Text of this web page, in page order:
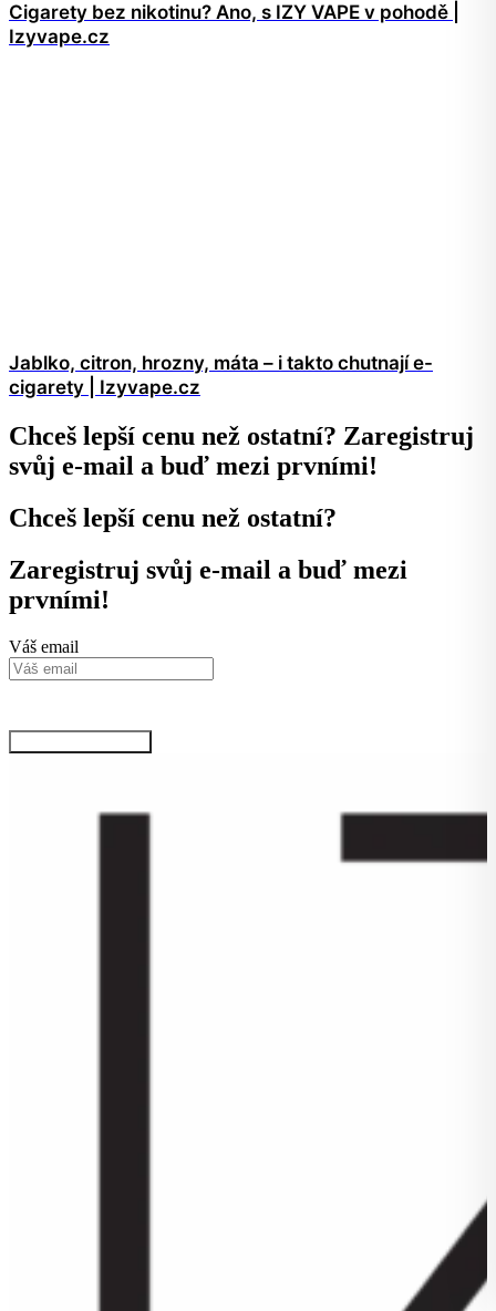
Cigarety bez nikotinu? Ano, s IZY VAPE v pohodě |
Izyvape.cz
Jablko, citron, hrozny, máta – i takto chutnají e-
cigarety | Izyvape.cz
Chceš lepší cenu než ostatní? Zaregistruj
svůj e-mail a buď mezi prvními!
Chceš lepší cenu než ostatní?
Zaregistruj svůj e-mail a buď mezi
prvními!
Váš email